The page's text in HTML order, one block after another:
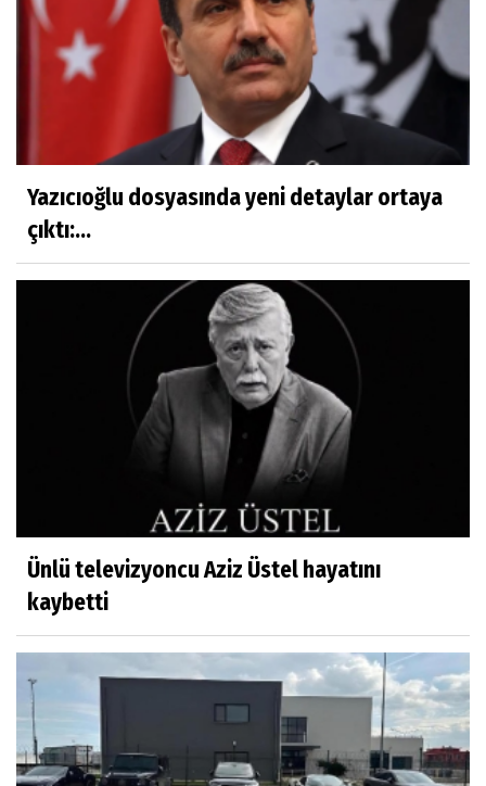
Yazıcıoğlu dosyasında yeni detaylar ortaya
çıktı:...
Ünlü televizyoncu Aziz Üstel hayatını
kaybetti